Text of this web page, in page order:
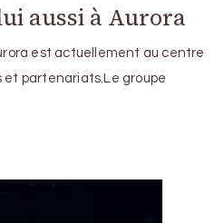
aussi à Aurora
est actuellement au centre
et partenariats.Le groupe